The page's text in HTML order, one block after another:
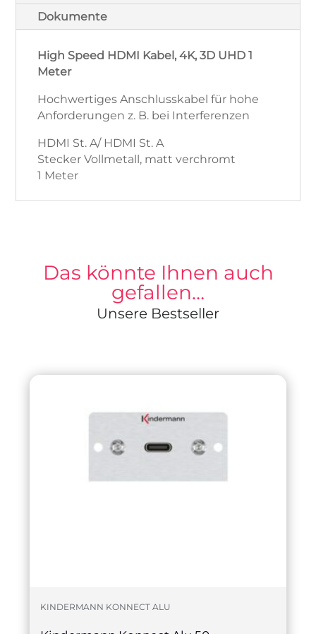
Dokumente
High Speed HDMI Kabel, 4K, 3D UHD 1
Meter
Hochwertiges Anschlusskabel für hohe
Anforderungen z. B. bei Interferenzen
HDMI St. A/ HDMI St. A
Stecker Vollmetall, matt verchromt
1 Meter
Das könnte Ihnen auch
gefallen…
Unsere Bestseller
KINDERMANN KONNECT ALU